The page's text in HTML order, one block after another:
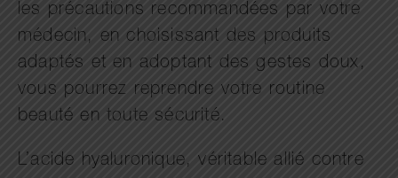
les précautions recommandées par votre
médecin, en choisissant des produits
adaptés et en adoptant des gestes doux,
vous pourrez reprendre votre routine
beauté en toute sécurité.
L’acide hyaluronique, véritable allié contre